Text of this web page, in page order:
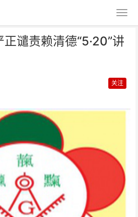
谴责赖清德“5·20”讲
关注
责赖清德
明